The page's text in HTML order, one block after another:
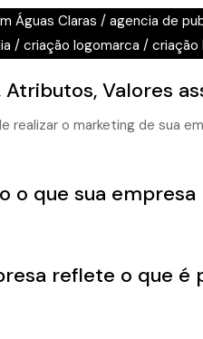
Águas Claras / agencia de
/ criação logomarca / criação
Valores
o que sua
reflete o que